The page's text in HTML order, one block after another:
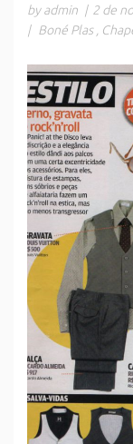
by admin | 2 de
| Boné Plas